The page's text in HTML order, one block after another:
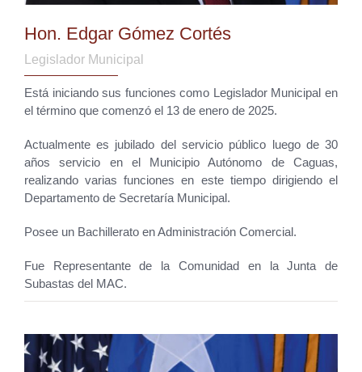
Hon. Edgar Gómez Cortés
Legislador Municipal
Está iniciando sus funciones como Legislador Municipal en
el término que comenzó el 13 de enero de 2025.
Actualmente es jubilado del servicio público luego de 30
años servicio en el Municipio Autónomo de Caguas,
realizando varias funciones en este tiempo dirigiendo el
Departamento de Secretaría Municipal.
Posee un Bachillerato en Administración Comercial.
Fue Representante de la Comunidad en la Junta de
Subastas del MAC.